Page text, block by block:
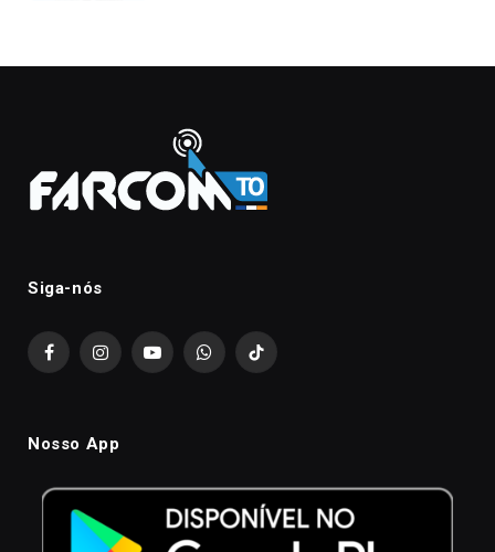
Siga-nós
FacebookInstagramYouTubeWhatsAppTikTok
Nosso App